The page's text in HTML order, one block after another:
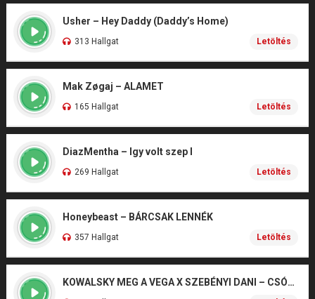
Usher – Hey Daddy (Daddy’s Home)
313 Hallgat Letöltés
Mak Zøgaj – ALAMET
165 Hallgat Letöltés
DiazMentha – Igy volt szep I
269 Hallgat Letöltés
Honeybeast – BÁRCSAK LENNÉK
357 Hallgat Letöltés
KOWALSKY MEG A VEGA X SZEBÉNYI DANI – CSÓNAK